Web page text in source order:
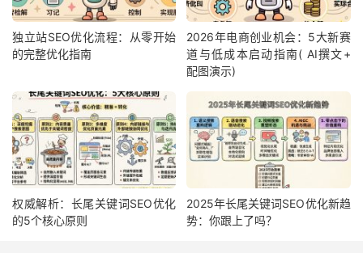
独立站SEO优化流程：从零开始
的完整优化指南
2026年电商创业机会：5大新赛
道与低成本启动指南( AI撰文+
配图演示)
权威解析：长尾关键词SEO优化
的5个核心原则
2025年长尾关键词SEO优化新趋
势：你跟上了吗？